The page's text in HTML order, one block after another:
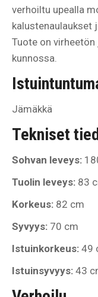
verhoiltu upealla
kalustenaulaukset
Tuote on
kunnossa.
Jämäkkä
Tekniset
Sohvan leveys:
Tuolin leveys: 83
Korkeus: 82 cm
Syvyys: 70 cm
Istuinkorkeus: 49
Istuinsyvyys: 43